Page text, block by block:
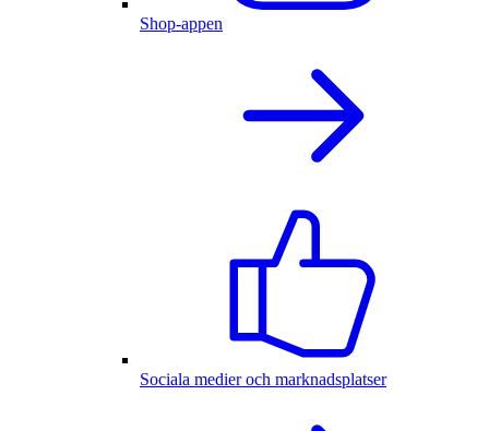
Shop-appen
Sociala medier och marknadsplatser